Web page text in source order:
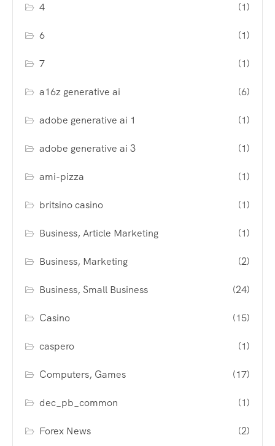
4 (1)
6 (1)
7 (1)
a16z generative ai (6)
adobe generative ai 1 (1)
adobe generative ai 3 (1)
ami-pizza (1)
britsino casino (1)
Business, Article Marketing (1)
Business, Marketing (2)
Business, Small Business (24)
Casino (15)
caspero (1)
Computers, Games (17)
dec_pb_common (1)
Forex News (2)